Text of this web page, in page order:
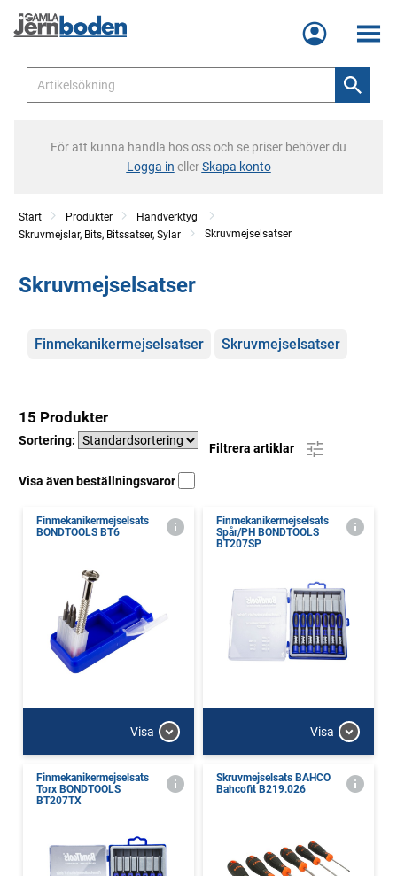
Meny
För att kunna handla hos oss och se priser behöver du
Logga in ellerSkapa konto
Start Produkter
Handverktyg
Skruvmejslar, Bits, Bitssatser, Sylar
Skruvmejselsatser
Skruvmejselsatser
Kategorier
Finmekanikermejselsatser Skruvmejselsatser
15 Produkter
Sortering:
Filtrera artiklar
Visa även beställningsvaror
Finmekanikermejselsats
BONDTOOLS BT6
Visa
Finmekanikermejselsats
Spår/PH BONDTOOLS
BT207SP
Visa
Finmekanikermejselsats
Torx BONDTOOLS
BT207TX
Skruvmejselsats BAHCO
Bahcofit B219.026